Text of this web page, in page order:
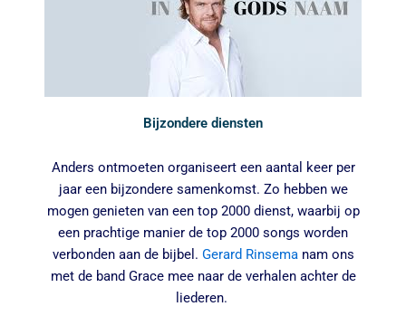
Bijzondere diensten
Anders ontmoeten organiseert een aantal keer per
jaar een bijzondere samenkomst. Zo hebben we
mogen genieten van een top 2000 dienst, waarbij op
een prachtige manier de top 2000 songs worden
verbonden aan de bijbel. Gerard Rinsemanam ons
met de band Grace mee naar de verhalen achter de
liederen.